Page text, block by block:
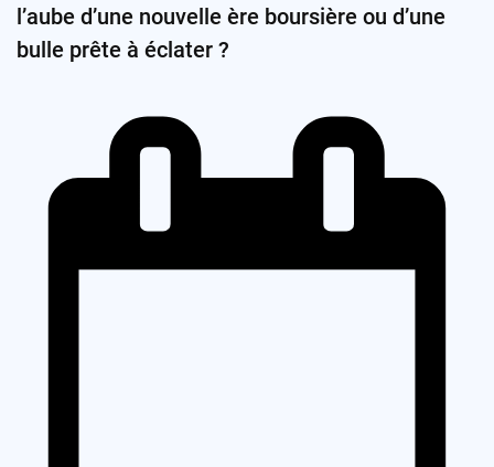
l’aube d’une nouvelle ère boursière ou d’une
bulle prête à éclater ?